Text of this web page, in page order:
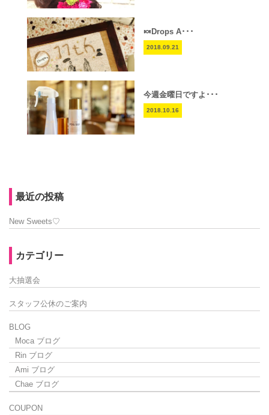
🍬Drops A･･･
2018.09.21
今週金曜日ですよ･･･
2018.10.16
最近の投稿
New Sweets♡
カテゴリー
大抽選会
スタッフ公休のご案内
BLOG
Moca ブログ
Rin ブログ
Ami ブログ
Chae ブログ
COUPON